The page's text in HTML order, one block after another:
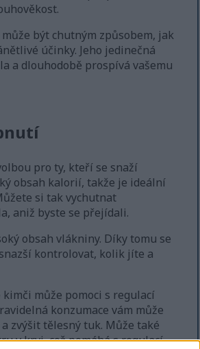
být chutným způsobem, jak
účinky. Jeho jedinečná
a dlouhodobě prospívá vašemu
pro ty, kteří se snaží
obsah kalorií, takže je ideální
si tak vychutnat
aniž byste se přejídali.
obsah vlákniny. Díky tomu se
kontrolovat, kolik jíte a
může pomoci s regulací
konzumace vám může
zvýšit tělesný tuk. Může také
v krvi, což pomáhá s regulací